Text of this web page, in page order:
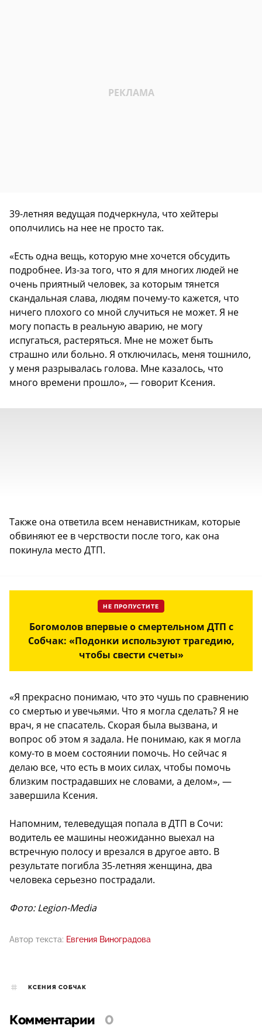
39-летняя ведущая подчеркнула, что хейтеры
ополчились на нее не просто так.
«Есть одна вещь, которую мне хочется обсудить
подробнее. Из-за того, что я для многих людей не
очень приятный человек, за которым тянется
скандальная слава, людям почему-то кажется, что
ничего плохого со мной случиться не может. Я не
могу попасть в реальную аварию, не могу
испугаться, растеряться. Мне не может быть
страшно или больно. Я отключилась, меня тошнило,
у меня разрывалась голова. Мне казалось, что
много времени прошло», — говорит Ксения.
Также она ответила всем ненавистникам, которые
обвиняют ее в черствости после того, как она
покинула место ДТП.
НЕ ПРОПУСТИТЕ
Богомолов впервые о смертельном ДТП с
Собчак: «Подонки используют трагедию,
чтобы свести счеты»
«Я прекрасно понимаю, что это чушь по сравнению
со смертью и увечьями. Что я могла сделать? Я не
врач, я не спасатель. Скорая была вызвана, и
вопрос об этом я задала. Не понимаю, как я могла
кому-то в моем состоянии помочь. Но сейчас я
делаю все, что есть в моих силах, чтобы помочь
близким пострадавших не словами, а делом», —
завершила Ксения.
Напомним, телеведущая попала в ДТП в Сочи:
водитель ее машины неожиданно выехал на
встречную полосу и врезался в другое авто. В
результате погибла 35-летняя женщина, два
человека серьезно пострадали.
Фото: Legion-Media
Автор текста: Евгения Виноградова
КСЕНИЯ СОБЧАК
Комментарии 0